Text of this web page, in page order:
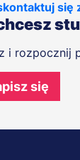
się
i rozpocznij
się